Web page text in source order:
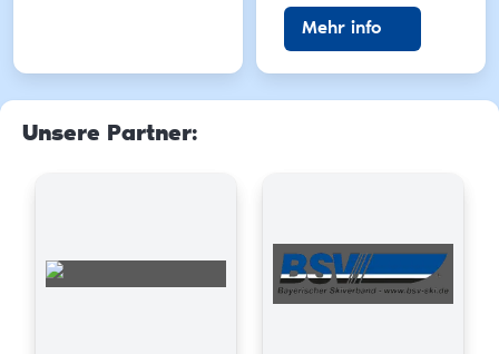
Mehr info
Unsere Partner: